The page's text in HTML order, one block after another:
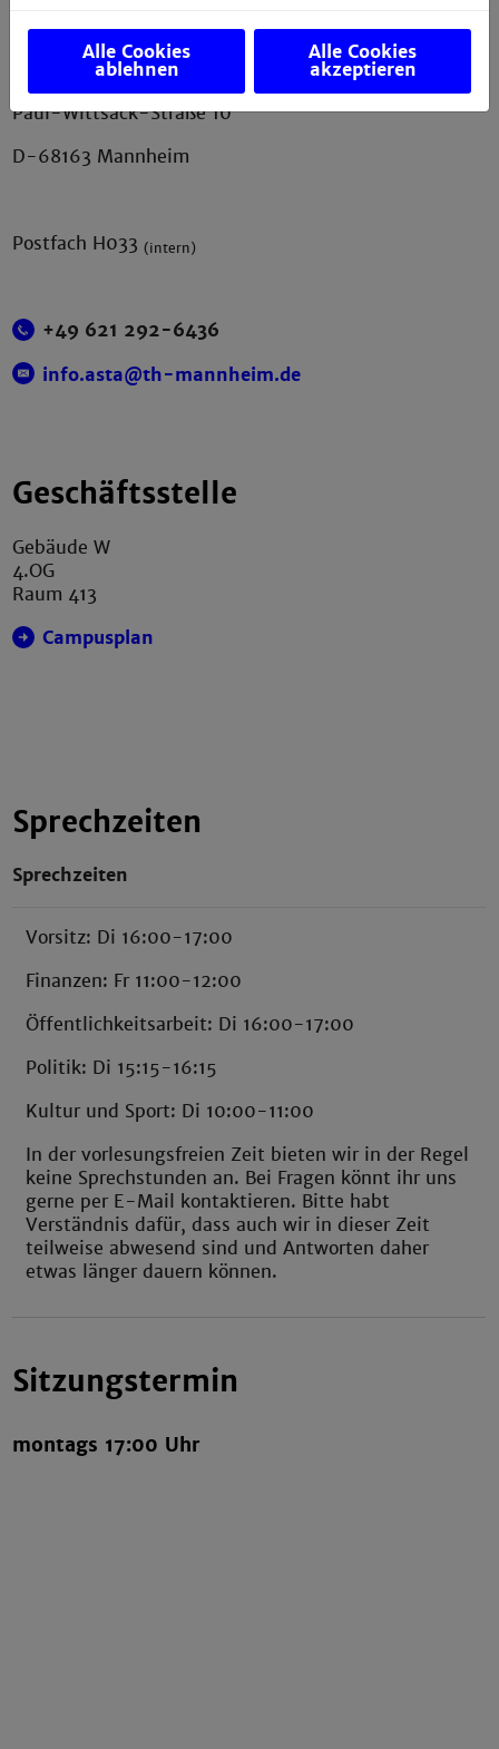
AStA der Technischen Hochschule Mannheim
Paul-Wittsack-Straße 10
D-68163 Mannheim
Postfach H033(intern)
+49 621 292-6436
info.asta@th-mannheim.de
Geschäftsstelle
Gebäude W
4.OG
Raum 413
Campusplan
Sprechzeiten
Sprechzeiten
Vorsitz: Di 16:00-17:00
Finanzen: Fr 11:00-12:00
Öffentlichkeitsarbeit: Di 16:00-17:00
Politik: Di 15:15-16:15
Kultur und Sport: Di 10:00-11:00
In der vorlesungsfreien Zeit bieten wir in der Regel
keine Sprechstunden an. Bei Fragen könnt ihr uns
gerne per E-Mail kontaktieren. Bitte habt
Verständnis dafür, dass auch wir in dieser Zeit
teilweise abwesend sind und Antworten daher
etwas länger dauern können.
Sitzungstermin
montags 17:00 Uhr
Alle Cookies
ablehnen
Alle Cookies
akzeptieren